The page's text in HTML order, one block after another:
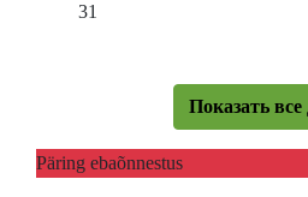
31
Показать
Päring ebaõnnestus